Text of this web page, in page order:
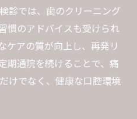
診では、歯のクリーニング
慣のアドバイスも受けられ
ケアの質が向上し、再発リ
期通院を続けることで、痛
けでなく、健康な口腔環境